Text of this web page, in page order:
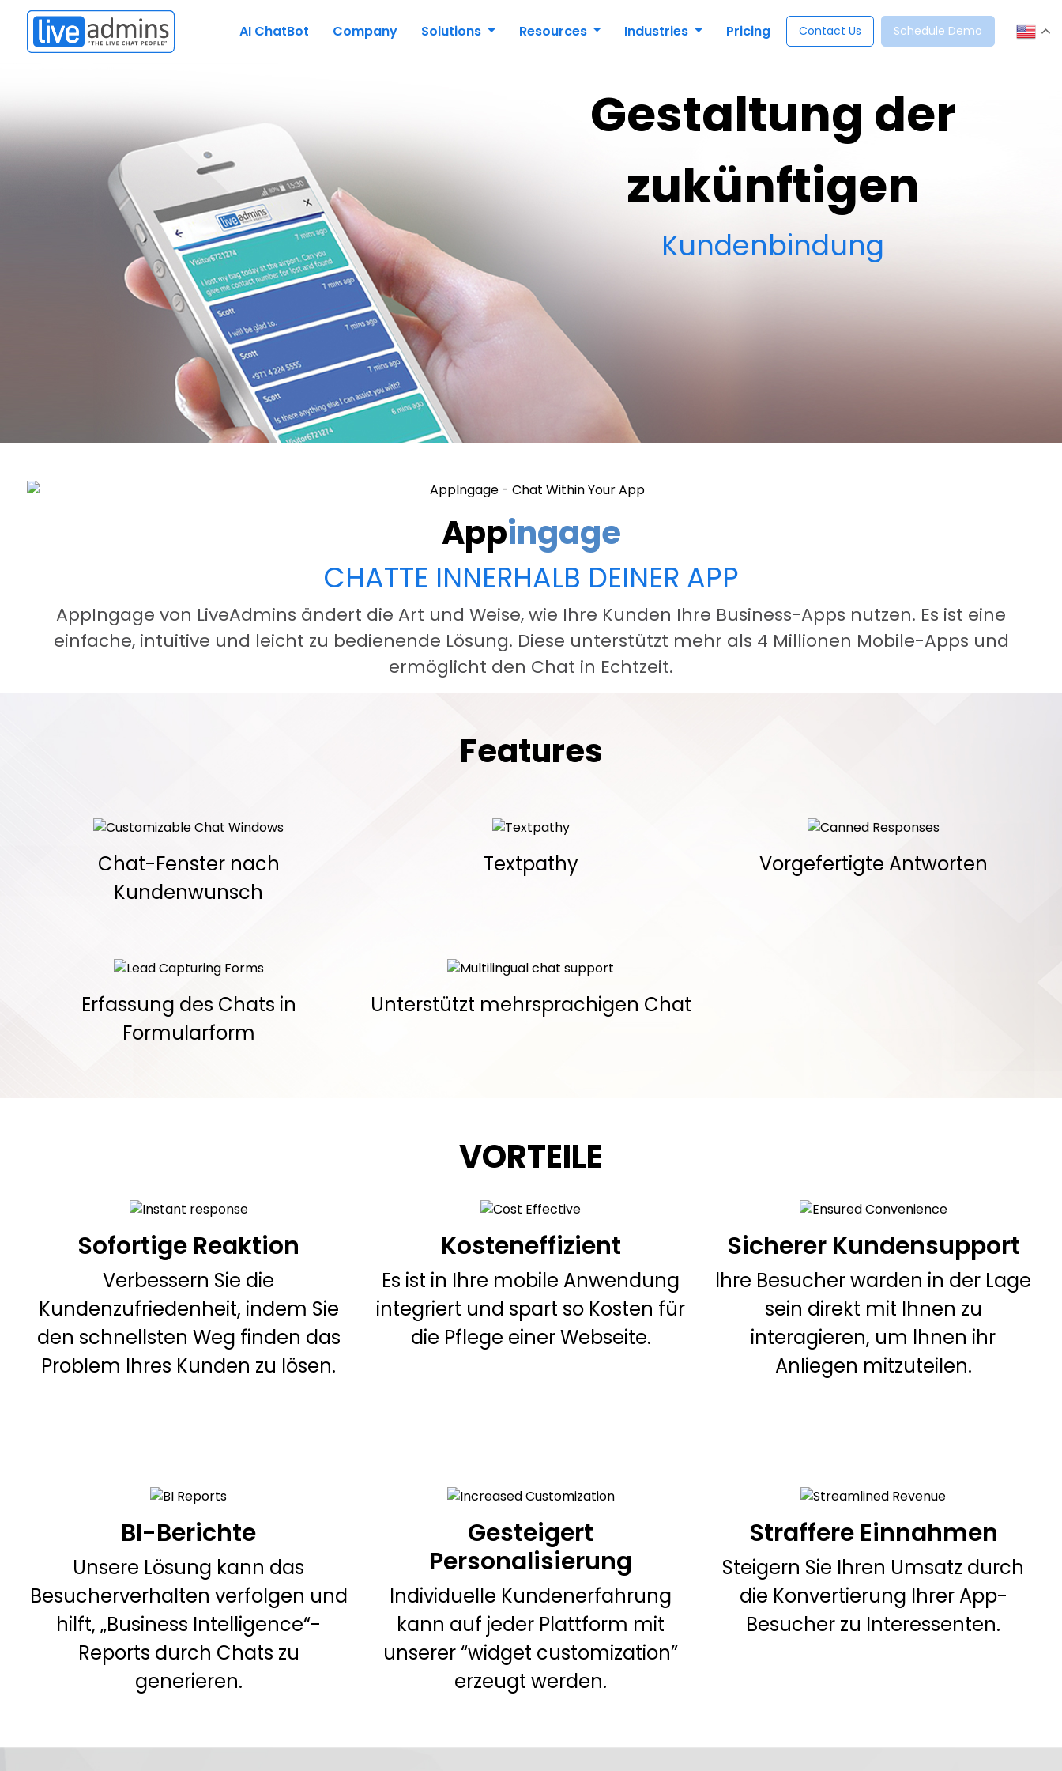
AI ChatBot Company Solutions Resources Industries Pricing Contact Us Schedule Demo
Gestaltung der
zukünftigen
Kundenbindung
AppIngage
CHATTE INNERHALB DEINER APP
AppIngage von LiveAdmins ändert die Art und Weise, wie Ihre Kunden Ihre Business-Apps nutzen. Es ist eine
einfache, intuitive und leicht zu bedienende Lösung. Diese unterstützt mehr als 4 Millionen Mobile-Apps und
ermöglicht den Chat in Echtzeit.
Features
Chat-Fenster nach
Kundenwunsch
Textpathy Vorgefertigte Antworten
Erfassung des Chats in
Formularform
Unterstützt mehrsprachigen Chat
VORTEILE
Sofortige Reaktion
Verbessern Sie die
Kundenzufriedenheit, indem Sie
den schnellsten Weg finden das
Problem Ihres Kunden zu lösen.
Kosteneffizient
Es ist in Ihre mobile Anwendung
integriert und spart so Kosten für
die Pflege einer Webseite.
Sicherer Kundensupport
lhre Besucher warden in der Lage
sein direkt mit lhnen zu
interagieren, um lhnen ihr
Anliegen mitzuteilen.
BI-Berichte
Unsere Lösung kann das
Besucherverhalten verfolgen und
hilft, „Business Intelligence“-
Reports durch Chats zu
generieren.
Gesteigert
Personalisierung
Individuelle Kundenerfahrung
kann auf jeder Plattform mit
unserer “widget customization”
erzeugt werden.
Straffere Einnahmen
Steigern Sie Ihren Umsatz durch
die Konvertierung Ihrer App-
Besucher zu Interessenten.